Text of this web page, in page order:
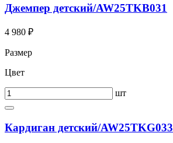
Джемпер детский/AW25TKB031
4 980 ₽
Размер
Цвет
шт
Кардиган детский/AW25TKG033